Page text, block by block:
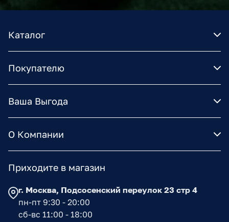
Каталог
Покупателю
Ваша Выгода
О Компании
Приходите в магазин
г. Москва, Подсосенский переулок 23 стр 4
пн-пт 9:30 - 20:00
сб-вс 11:00 - 18:00